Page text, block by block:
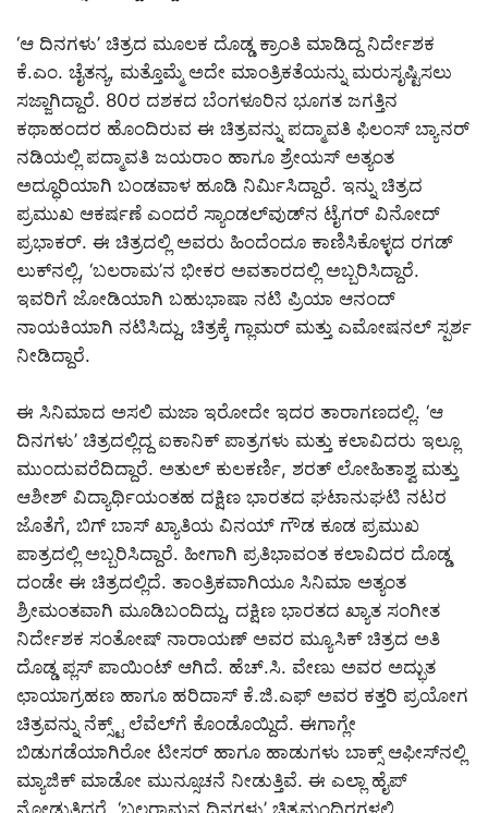
‘ಆ ದಿನಗಳು’ ಚಿತ್ರದ ಮೂಲಕ ದೊಡ್ಡ ಕ್ರಾಂತಿ ಮಾಡಿದ್ದ ನಿರ್ದೇಶಕ
ಕೆ.ಎಂ. ಚೈತನ್ಯ, ಮತ್ತೊಮ್ಮೆ ಅದೇ ಮಾಂತ್ರಿಕತೆಯನ್ನು ಮರುಸೃಷ್ಟಿಸಲು
ಸಜ್ಜಾಗಿದ್ದಾರೆ. 80ರ ದಶಕದ ಬೆಂಗಳೂರಿನ ಭೂಗತ ಜಗತ್ತಿನ
ಕಥಾಹಂದರ ಹೊಂದಿರುವ ಈ ಚಿತ್ರವನ್ನು ಪದ್ಮಾವತಿ ಫಿಲಂಸ್ ಬ್ಯಾನರ್
ನಡಿಯಲ್ಲಿ ಪದ್ಮಾವತಿ ಜಯರಾಂ ಹಾಗೂ ಶ್ರೇಯಸ್ ಅತ್ಯಂತ
ಅದ್ಧೂರಿಯಾಗಿ ಬಂಡವಾಳ ಹೂಡಿ ನಿರ್ಮಿಸಿದ್ದಾರೆ. ಇನ್ನು ಚಿತ್ರದ
ಪ್ರಮುಖ ಆಕರ್ಷಣೆ ಎಂದರೆ ಸ್ಯಾಂಡಲ್‌ವುಡ್‌ನ ಟೈಗರ್ ವಿನೋದ್
ಪ್ರಭಾಕರ್. ಈ ಚಿತ್ರದಲ್ಲಿ ಅವರು ಹಿಂದೆಂದೂ ಕಾಣಿಸಿಕೊಳ್ಳದ ರಗಡ್
ಲುಕ್‌ನಲ್ಲಿ, ‘ಬಲರಾಮ’ನ ಭೀಕರ ಅವತಾರದಲ್ಲಿ ಅಬ್ಬರಿಸಿದ್ದಾರೆ.
ಇವರಿಗೆ ಜೋಡಿಯಾಗಿ ಬಹುಭಾಷಾ ನಟಿ ಪ್ರಿಯಾ ಆನಂದ್
ನಾಯಕಿಯಾಗಿ ನಟಿಸಿದ್ದು, ಚಿತ್ರಕ್ಕೆ ಗ್ಲಾಮರ್ ಮತ್ತು ಎಮೋಷನಲ್ ಸ್ಪರ್ಶ
ನೀಡಿದ್ದಾರೆ.
ಈ ಸಿನಿಮಾದ ಅಸಲಿ ಮಜಾ ಇರೋದೇ ಇದರ ತಾರಾಗಣದಲ್ಲಿ. ‘ಆ
ದಿನಗಳು’ ಚಿತ್ರದಲ್ಲಿದ್ದ ಐಕಾನಿಕ್ ಪಾತ್ರಗಳು ಮತ್ತು ಕಲಾವಿದರು ಇಲ್ಲೂ
ಮುಂದುವರೆದಿದ್ದಾರೆ. ಅತುಲ್ ಕುಲಕರ್ಣಿ, ಶರತ್ ಲೋಹಿತಾಶ್ವ ಮತ್ತು
ಆಶೀಶ್ ವಿದ್ಯಾರ್ಥಿಯಂತಹ ದಕ್ಷಿಣ ಭಾರತದ ಘಟಾನುಘಟಿ ನಟರ
ಜೊತೆಗೆ, ಬಿಗ್ ಬಾಸ್ ಖ್ಯಾತಿಯ ವಿನಯ್ ಗೌಡ ಕೂಡ ಪ್ರಮುಖ
ಪಾತ್ರದಲ್ಲಿ ಅಬ್ಬರಿಸಿದ್ದಾರೆ. ಹೀಗಾಗಿ ಪ್ರತಿಭಾವಂತ ಕಲಾವಿದರ ದೊಡ್ಡ
ದಂಡೇ ಈ ಚಿತ್ರದಲ್ಲಿದೆ. ತಾಂತ್ರಿಕವಾಗಿಯೂ ಸಿನಿಮಾ ಅತ್ಯಂತ
ಶ್ರೀಮಂತವಾಗಿ ಮೂಡಿಬಂದಿದ್ದು, ದಕ್ಷಿಣ ಭಾರತದ ಖ್ಯಾತ ಸಂಗೀತ
ನಿರ್ದೇಶಕ ಸಂತೋಷ್ ನಾರಾಯಣ್ ಅವರ ಮ್ಯೂಸಿಕ್ ಚಿತ್ರದ ಅತಿ
ದೊಡ್ಡ ಪ್ಲಸ್ ಪಾಯಿಂಟ್ ಆಗಿದೆ. ಹೆಚ್.ಸಿ. ವೇಣು ಅವರ ಅದ್ಭುತ
ಛಾಯಾಗ್ರಹಣ ಹಾಗೂ ಹರಿದಾಸ್ ಕೆ.ಜಿ.ಎಫ್ ಅವರ ಕತ್ತರಿ ಪ್ರಯೋಗ
ಚಿತ್ರವನ್ನು ನೆಕ್ಸ್ಟ್ ಲೆವೆಲ್‌ಗೆ ಕೊಂಡೊಯ್ದಿದೆ. ಈಗಾಗ್ಲೇ
ಬಿಡುಗಡೆಯಾಗಿರೋ ಟೀಸರ್ ಹಾಗೂ ಹಾಡುಗಳು ಬಾಕ್ಸ್ ಆಫೀಸ್‌ನಲ್ಲಿ
ಮ್ಯಾಜಿಕ್ ಮಾಡೋ ಮುನ್ಸೂಚನೆ ನೀಡುತ್ತಿವೆ. ಈ ಎಲ್ಲಾ ಹೈಪ್